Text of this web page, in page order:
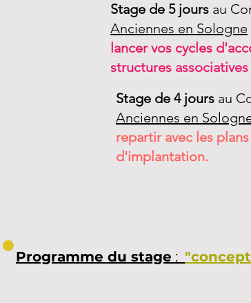
Stage de 5 jours au
Anciennes en Sologne
lancer vos cycles
structures
Stage de 4 jours au
Anciennes en
repartir avec les
d'implantation.
Programme du stage : "